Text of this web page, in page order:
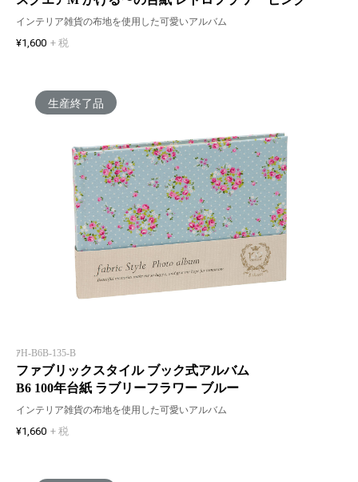
インテリア雑貨の布地を使用した可愛いアルバム
¥1,600 + 税
生産終了品
ｱH-B6B-135-B
ファブリックスタイル ブック式アルバム
B6 100年台紙 ラブリーフラワー ブルー
インテリア雑貨の布地を使用した可愛いアルバム
¥1,660 + 税